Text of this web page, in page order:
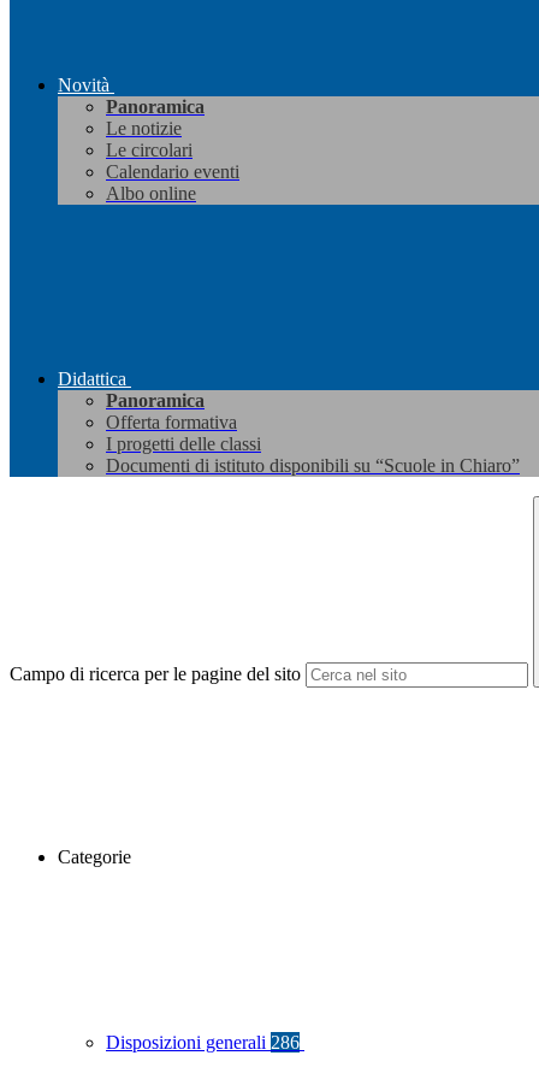
Novità
Panoramica
Le notizie
Le circolari
Calendario eventi
Albo online
Didattica
Panoramica
Offerta formativa
I progetti delle classi
Documenti di istituto disponibili su “Scuole in Chiaro”
Campo di ricerca per le pagine del sito
Categorie
Disposizioni generali 286